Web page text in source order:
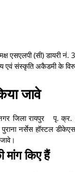
एसएलपी (सी) डायरी
संस्कृति अकैडमी के
जावे
नगर जिला रायपुर
नर्सेस हॉस्टल
मांग किए हैं